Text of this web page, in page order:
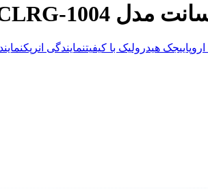
جک هیدرولیک با کیفیتنمایندگی انرپک